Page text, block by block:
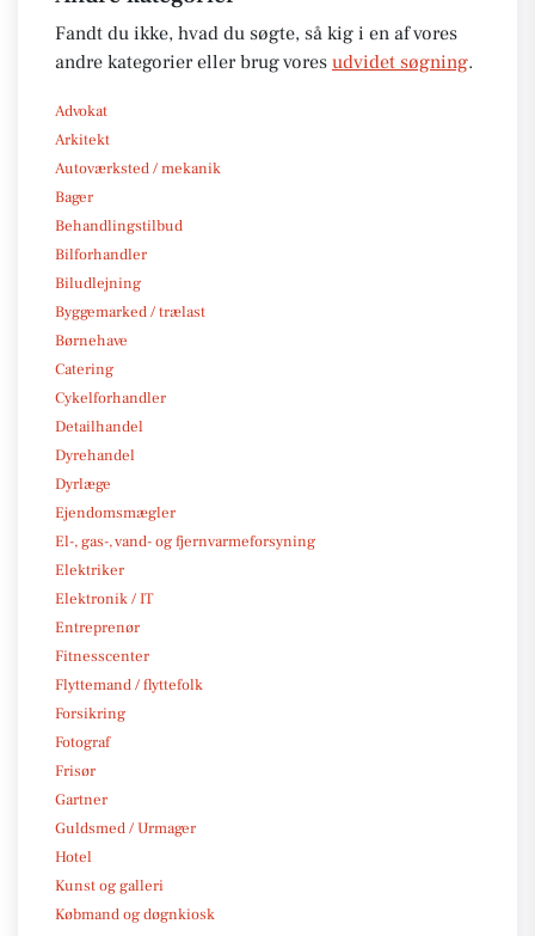
Fandt du ikke, hvad du søgte, så kig i en af vores
andre kategorier eller brug vores udvidet søgning.
Advokat
Arkitekt
Autoværksted / mekanik
Bager
Behandlingstilbud
Bilforhandler
Biludlejning
Byggemarked / trælast
Børnehave
Catering
Cykelforhandler
Detailhandel
Dyrehandel
Dyrlæge
Ejendomsmægler
El-, gas-, vand- og fjernvarmeforsyning
Elektriker
Elektronik / IT
Entreprenør
Fitnesscenter
Flyttemand / flyttefolk
Forsikring
Fotograf
Frisør
Gartner
Guldsmed / Urmager
Hotel
Kunst og galleri
Købmand og døgnkiosk